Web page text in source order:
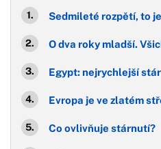
Sedmileté rozpětí, to
O dva roky mladší.
Egypt: nejrychlejší
Evropa je ve zlatém
Co ovlivňuje stárnutí?